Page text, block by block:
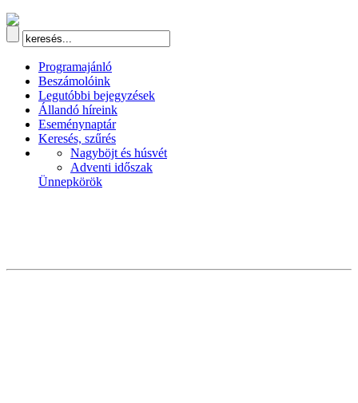
Programajánló
Beszámolóink
Legutóbbi bejegyzések
Állandó híreink
Eseménynaptár
Keresés, szűrés
Nagyböjt és húsvét
Adventi időszak
Ünnepkörök